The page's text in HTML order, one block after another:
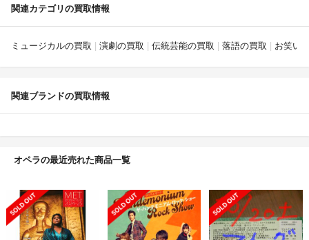
関連カテゴリの買取情報
ミュージカルの買取 演劇の買取 伝統芸能の買取 落語の買取 お笑い
関連ブランドの買取情報
オペラの最近売れた商品一覧